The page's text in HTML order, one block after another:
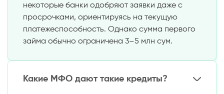
некоторые банки одобряют заявки даже с
просрочками, ориентируясь на текущую
платежеспособность. Однако сумма первого
займа обычно ограничена 3–5 млн сум.
Какие МФО дают такие кредиты?